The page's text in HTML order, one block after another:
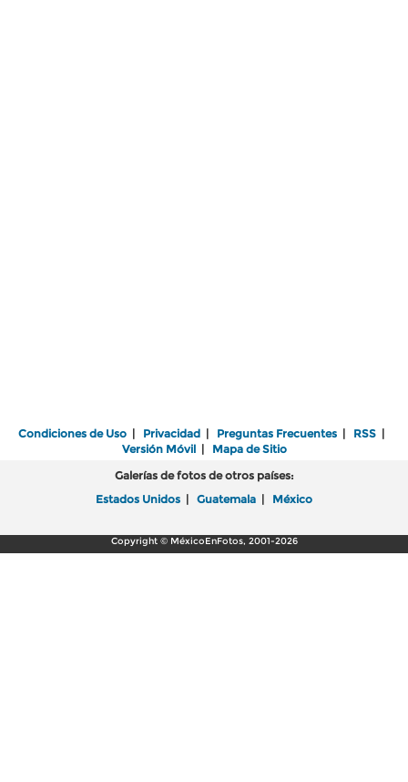
Condiciones de Uso | Privacidad | Preguntas Frecuentes | RSS |
Versión Móvil| Mapa de Sitio
Galerías de fotos de otros países:
Estados Unidos | Guatemala | México
Copyright © MéxicoEnFotos, 2001-2026